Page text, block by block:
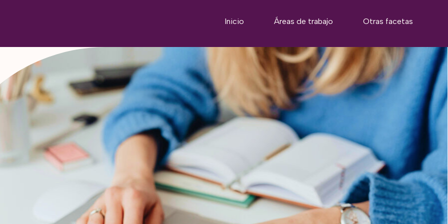
Inicio Áreas de trabajo Otras facetas